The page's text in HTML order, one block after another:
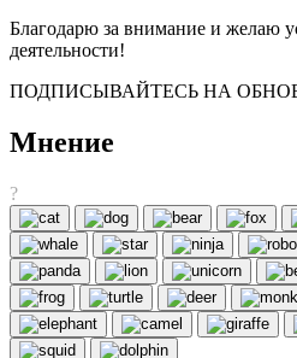
Благодарю за внимание и желаю
деятельности!
ПОДПИСЫВАЙТЕСЬ НА
Мнение
?